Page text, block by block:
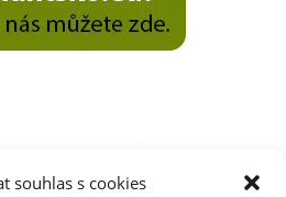
souhlas s cookies